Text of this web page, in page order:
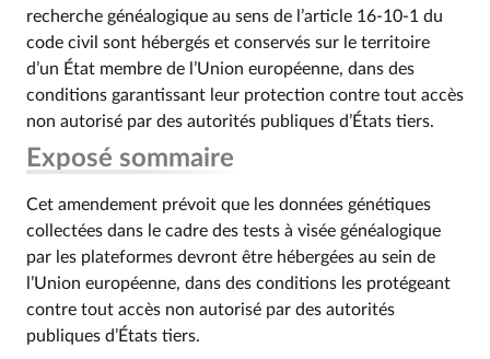
recherche généalogique au sens de l’article 16‑10‑1 du
code civil sont hébergés et conservés sur le territoire
d’un État membre de l’Union européenne, dans des
conditions garantissant leur protection contre tout accès
non autorisé par des autorités publiques d’États tiers.
Exposé sommaire
Cet amendement prévoit que les données génétiques
collectées dans le cadre des tests à visée généalogique
par les plateformes devront être hébergées au sein de
l’Union européenne, dans des conditions les protégeant
contre tout accès non autorisé par des autorités
publiques d’États tiers.